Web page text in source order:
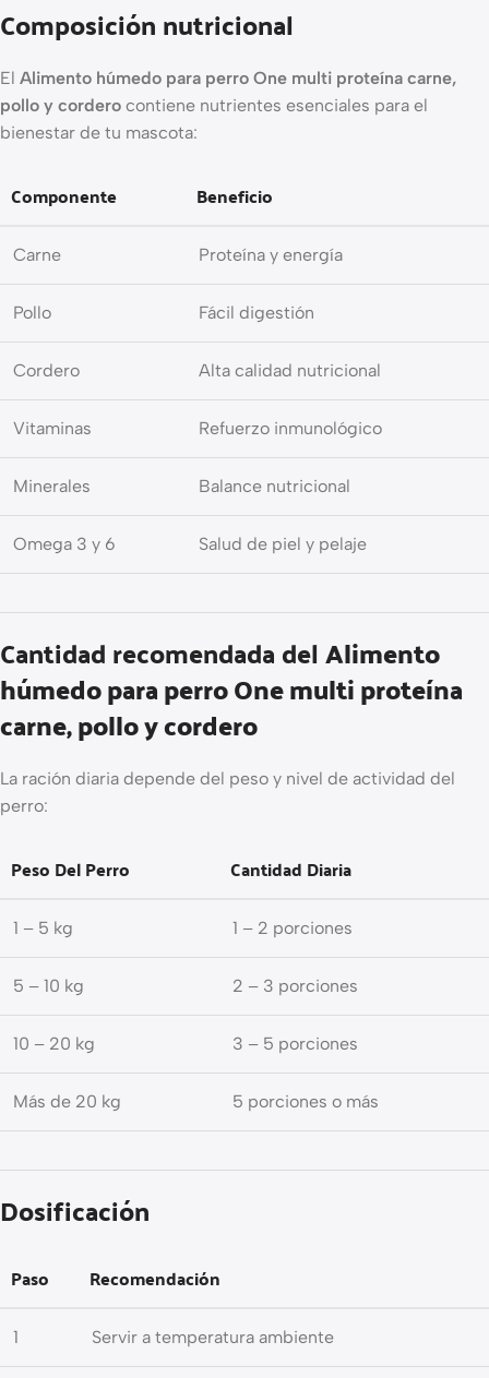
Composición nutricional
El Alimento húmedo para perro One multi proteína carne,
pollo y cordero contiene nutrientes esenciales para el
bienestar de tu mascota:
Componente Beneficio
Carne Proteína y energía
Pollo Fácil digestión
Cordero Alta calidad nutricional
Vitaminas Refuerzo inmunológico
Minerales Balance nutricional
Omega 3 y 6 Salud de piel y pelaje
Cantidad recomendada delAlimento
húmedo para perro One multi proteína
carne, pollo y cordero
La ración diaria depende del peso y nivel de actividad del
perro:
Peso Del Perro Cantidad Diaria
1 – 5 kg 1 – 2 porciones
5 – 10 kg 2 – 3 porciones
10 – 20 kg 3 – 5 porciones
Más de 20 kg 5 porciones o más
Dosificación
Paso Recomendación
1 Servir a temperatura ambiente